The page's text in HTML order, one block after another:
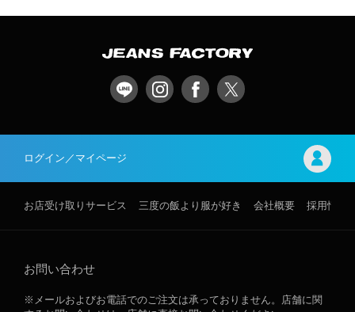
ログイン／マイページ
お店受け取りサービス 三度の飯より服が好き 会社概要 採用情報
お問い合わせ
※メールおよびお電話でのご注文は承っておりません。店舗に関